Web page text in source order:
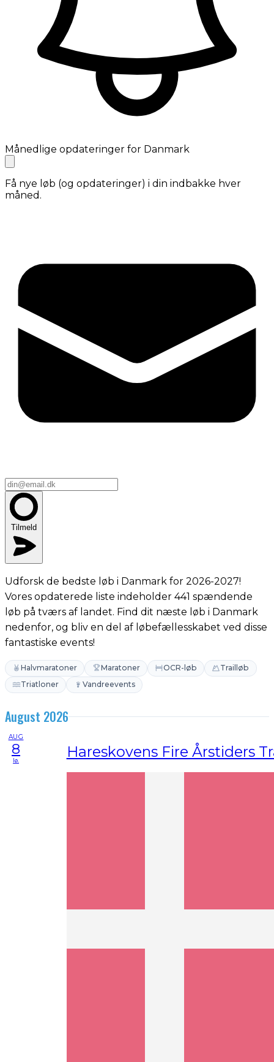
Månedlige opdateringer for Danmark
Få nye løb (og opdateringer) i din indbakke hver
måned.
Tilmeld
Udforsk de bedste løb i Danmark for 2026-2027!
Vores opdaterede liste indeholder 441 spændende
løb på tværs af landet. Find dit næste løb i Danmark
nedenfor, og bliv en del af løbefællesskabet ved disse
fantastiske events!
Halvmaratoner Maratoner OCR-løb
Trailløb
Triatloner
Vandreevents
August 2026
AUG
8
lø. Hareskovens Fire Årstiders